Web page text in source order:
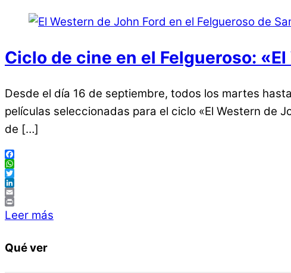
Ciclo de cine en el Felgueroso:
Desde el día 16 de septiembre, todos los martes
películas seleccionadas para el ciclo «El Western de
de […]
Facebook
WhatsApp
Twitter
LinkedIn
Email
Print
Leer más
Qué ver